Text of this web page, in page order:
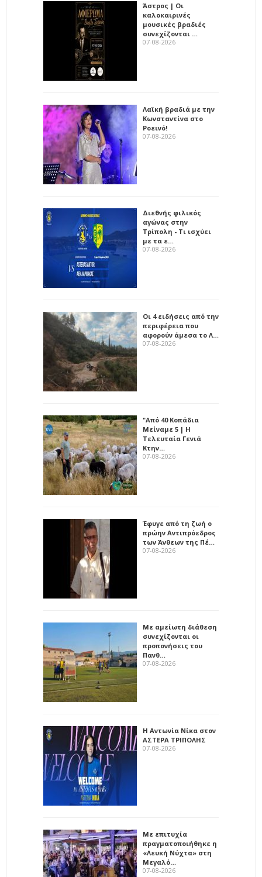
Άστρος | Οι
καλοκαιρινές
μουσικές βραδιές
συνεχίζονται …
07-08-2026
Λαϊκή βραδιά με την
Κωνσταντίνα στο
Ροεινό!
07-08-2026
Διεθνής φιλικός
αγώνας στην
Τρίπολη - Τι ισχύει
με τα ε…
07-08-2026
Οι 4 ειδήσεις από την
περιφέρεια που
αφορούν άμεσα το Λ…
07-08-2026
"Από 40 Κοπάδια
Μείναμε 5 | Η
Τελευταία Γενιά
Κτην…
07-08-2026
Έφυγε από τη ζωή ο
πρώην Αντιπρόεδρος
των Άνθεων της Πέ…
07-08-2026
Με αμείωτη διάθεση
συνεχίζονται οι
προπονήσεις του
Πανθ…
07-08-2026
Η Αντωνία Νίκα στον
ΑΣΤΕΡΑ ΤΡΙΠΟΛΗΣ
07-08-2026
Με επιτυχία
πραγματοποιήθηκε η
«Λευκή Νύχτα» στη
Μεγαλό…
07-08-2026